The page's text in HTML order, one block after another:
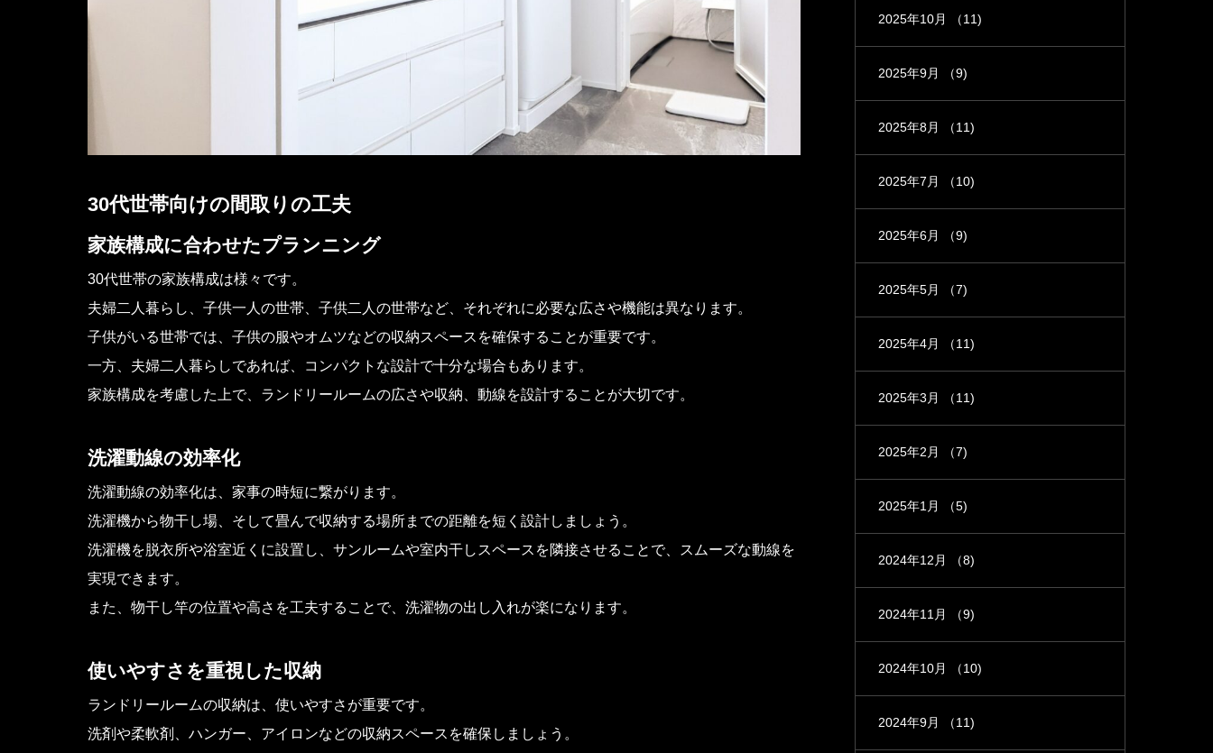
30代世帯向けの間取りの工夫
家族構成に合わせたプランニング
30代世帯の家族構成は様々です。
夫婦二人暮らし、子供一人の世帯、子供二人の世帯など、それぞれに必要な広さや機能は異なります。
子供がいる世帯では、子供の服やオムツなどの収納スペースを確保することが重要です。
一方、夫婦二人暮らしであれば、コンパクトな設計で十分な場合もあります。
家族構成を考慮した上で、ランドリールームの広さや収納、動線を設計することが大切です。
洗濯動線の効率化
洗濯動線の効率化は、家事の時短に繋がります。
洗濯機から物干し場、そして畳んで収納する場所までの距離を短く設計しましょう。
洗濯機を脱衣所や浴室近くに設置し、サンルームや室内干しスペースを隣接させることで、スムーズな動線を
実現できます。
また、物干し竿の位置や高さを工夫することで、洗濯物の出し入れが楽になります。
使いやすさを重視した収納
ランドリールームの収納は、使いやすさが重要です。
洗剤や柔軟剤、ハンガー、アイロンなどの収納スペースを確保しましょう。
2025年10月 （11)
2025年9月 （9)
2025年8月 （11)
2025年7月 （10)
2025年6月 （9)
2025年5月 （7)
2025年4月 （11)
2025年3月 （11)
2025年2月 （7)
2025年1月 （5)
2024年12月 （8)
2024年11月 （9)
2024年10月 （10)
2024年9月 （11)